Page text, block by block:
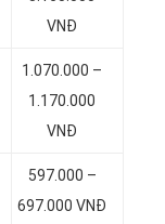
VNĐ
1.070.000 –
1.170.000
VNĐ
597.000 –
697.000 VNĐ